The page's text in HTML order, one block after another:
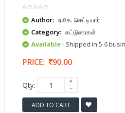
Author: ஏ.கே. செட்டியார்
Category: கட்டுரைகள்
Available- Shipped in 5-6
PRICE: 90.00
Qty:
ADD TO CART